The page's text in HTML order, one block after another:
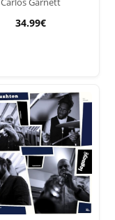
Carlos Garnett
34.99€